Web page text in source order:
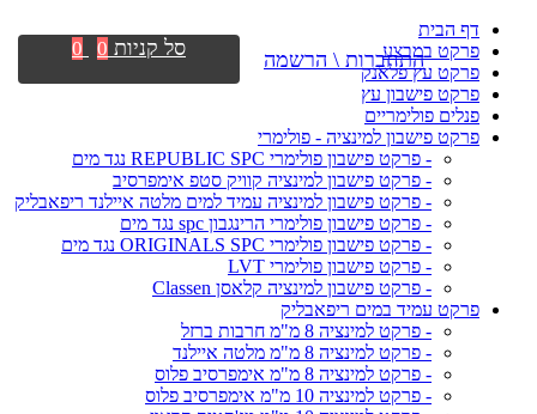
דף הבית
פרקט במבצע
פרקט עץ פלאנק
פרקט פישבון עץ
פנלים פולימריים
פרקט פישבון למינציה - פולימרי
- פרקט פישבון פולימרי REPUBLIC SPC נגד מים
- פרקט פישבון למינציה קוויק סטפ אימפרסיב
- פרקט פישבון למינציה עמיד למים מלטה איילנד ריפאבליק
- פרקט פישבון פולימרי הרינגבון spc נגד מים
- פרקט פישבון פולימרי ORIGINALS SPC נגד מים
- פרקט פישבון פולימרי LVT
- פרקט פישבון למינציה קלאסן Classen
פרקט עמיד במים ריפאבליק
- פרקט למינציה 8 מ"מ חרבות ברזל
- פרקט למינציה 8 מ"מ מלטה איילנד
- פרקט למינציה 8 מ"מ אימפרסיב פלוס
- פרקט למינציה 10 מ"מ אימפרסיב פלוס
התחברות \ הרשמה סל קניות 0
0